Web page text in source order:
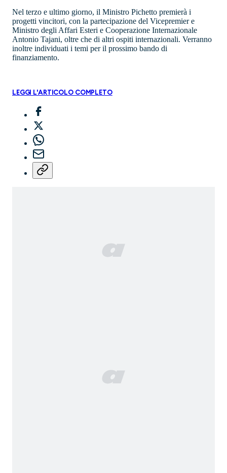
Nel terzo e ultimo giorno, il Ministro Pichetto premierà i
progetti vincitori, con la partecipazione del Vicepremier e
Ministro degli Affari Esteri e Cooperazione Internazionale
Antonio Tajani, oltre che di altri ospiti internazionali. Verranno
inoltre individuati i temi per il prossimo bando di
finanziamento.
LEGGI L'ARTICOLO COMPLETO